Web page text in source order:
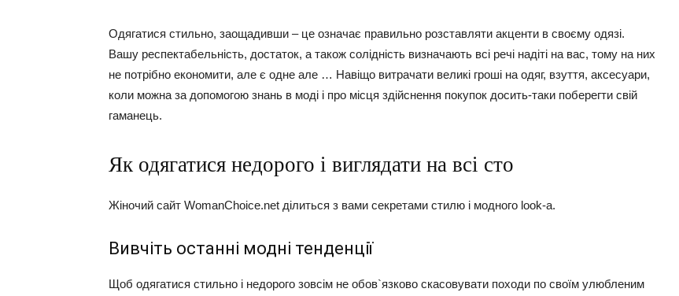
Одягатися стильно, заощадивши – це означає правильно розставляти акценти в своєму одязі.
Вашу респектабельність, достаток, а також солідність визначають всі речі надіті на вас, тому на них
не потрібно економити, але є одне але … Навіщо витрачати великі гроші на одяг, взуття, аксесуари,
коли можна за допомогою знань в моді і про місця здійснення покупок досить-таки поберегти свій
гаманець.
Як одягатися недорого і виглядати на всі сто
Жіночий сайт WomanChoice.net ділиться з вами секретами стилю і модного look-а.
Вивчіть останні модні тенденції
Щоб одягатися стильно і недорого зовсім не обов`язково скасовувати походи по своїм улюбленим